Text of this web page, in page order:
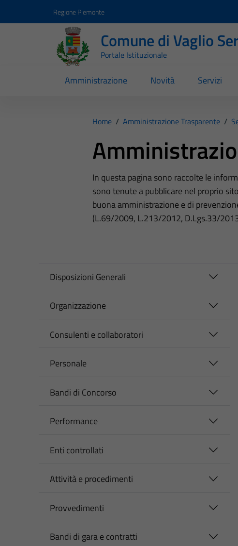
Regione Piemonte
Comune di Vaglio
Portale Istituzionale
Amministrazione Novità Servizi
Home / Amministrazione Trasparente /
In questa pagina sono raccolte le
sono tenute a pubblicare nel proprio
buona amministrazione e di
(L.69/2009, L.213/2012, D.Lgs.33/
Disposizioni Generali
Organizzazione
Consulenti e collaboratori
Personale
Bandi di Concorso
Performance
Enti controllati
Attività e procedimenti
Provvedimenti
Bandi di gara e contratti